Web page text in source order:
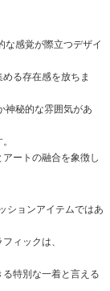
な感覚が際立つデザイ
る存在感を放ちま
神秘的な雰囲気があ
ートの融合を象徴し
ションアイテムではあ
ィックは、
特別な一着と言える